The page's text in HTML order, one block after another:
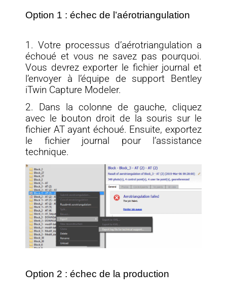
Option 1 : échec de l’aérotriangulation
1. Votre processus d’aérotriangulation a
échoué et vous ne savez pas pourquoi.
Vous devrez exporter le fichier journal et
l’envoyer à l’équipe de support Bentley
iTwin Capture Modeler.
2. Dans la colonne de gauche, cliquez
avec le bouton droit de la souris sur le
fichier AT ayant échoué. Ensuite, exportez
le fichier journal pour l’assistance
technique.
Option 2 : échec de la production